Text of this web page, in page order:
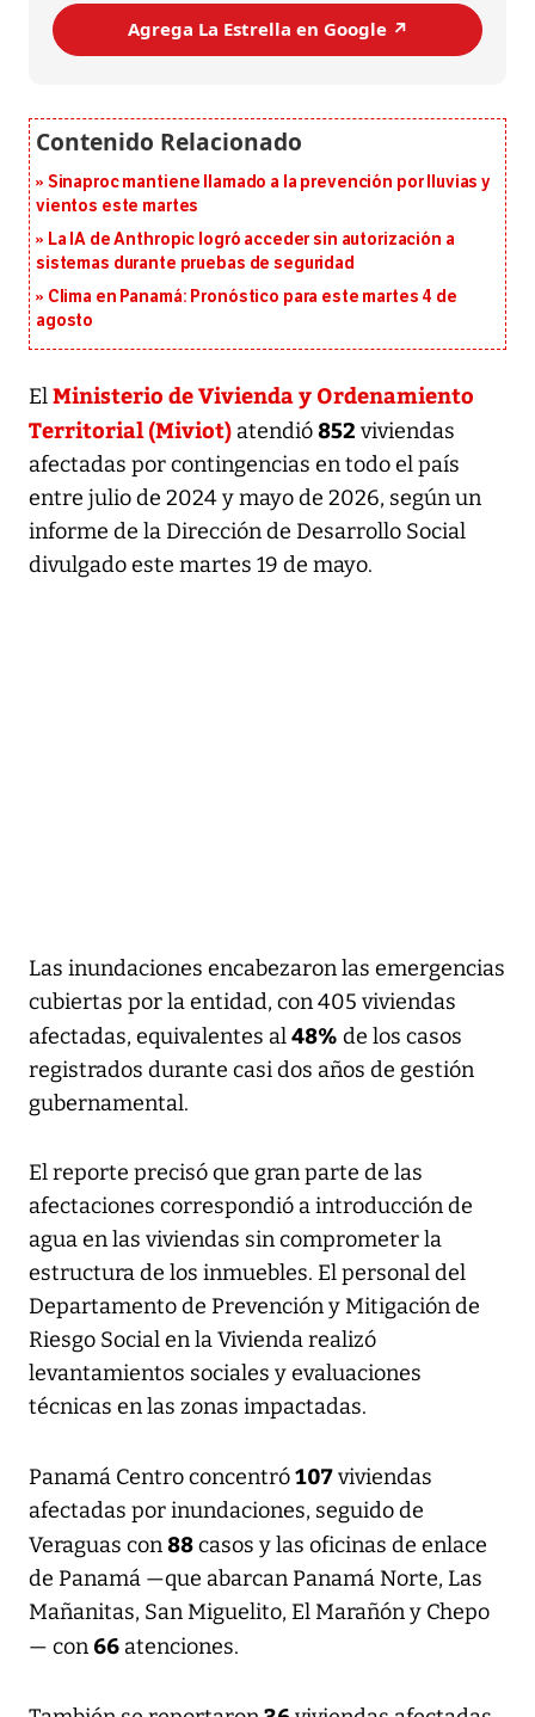
Agrega La Estrella en Google ↗️
Sinaproc mantiene llamado a la prevención por lluvias y
vientos este martes
La IA de Anthropic logró acceder sin autorización a
sistemas durante pruebas de seguridad
Clima en Panamá: Pronóstico para este martes 4 de
agosto
ElMinisterio de Vivienda y Ordenamiento
Territorial (Miviot) atendió852 viviendas
afectadas por contingencias en todo el país
entre julio de 2024 y mayo de 2026, según un
informe de la Dirección de Desarrollo Social
divulgado este martes 19 de mayo.
Las inundaciones encabezaron las emergencias
cubiertas por la entidad, con 405 viviendas
afectadas, equivalentes al48% de los casos
registrados durante casi dos años de gestión
gubernamental.
El reporte precisó que gran parte de las
afectaciones correspondió a introducción de
agua en las viviendas sin comprometer la
estructura de los inmuebles. El personal del
Departamento de Prevención y Mitigación de
Riesgo Social en la Vivienda realizó
levantamientos sociales y evaluaciones
técnicas en las zonas impactadas.
Panamá Centro concentró107viviendas
afectadas por inundaciones, seguido de
Veraguas con88casos y las oficinas de enlace
de Panamá —que abarcan Panamá Norte, Las
Mañanitas, San Miguelito, El Marañón y Chepo
— con 66 atenciones.